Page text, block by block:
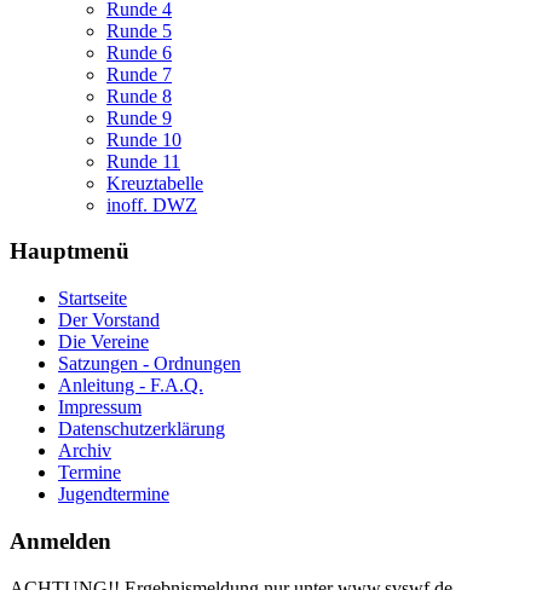
Runde 4
Runde 5
Runde 6
Runde 7
Runde 8
Runde 9
Runde 10
Runde 11
Kreuztabelle
inoff. DWZ
Hauptmenü
Startseite
Der Vorstand
Die Vereine
Satzungen - Ordnungen
Anleitung - F.A.Q.
Impressum
Datenschutzerklärung
Archiv
Termine
Jugendtermine
Anmelden